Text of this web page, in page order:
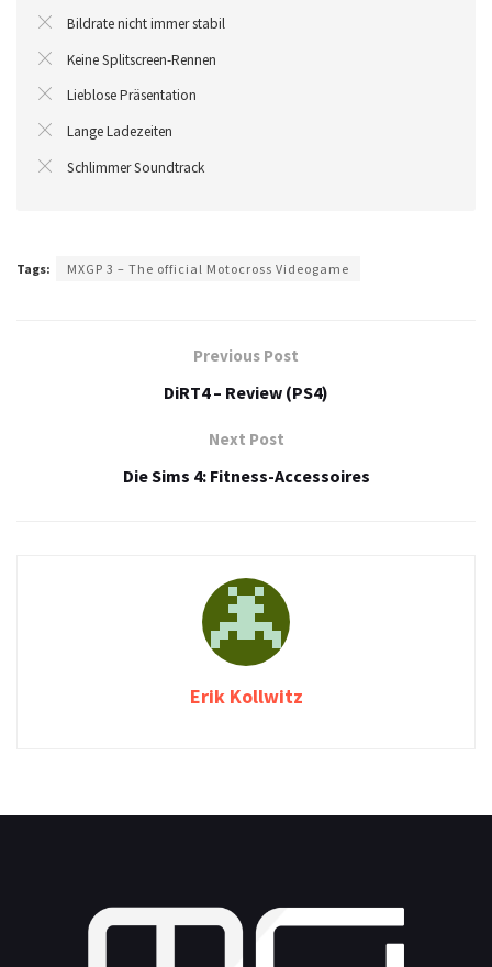
Bildrate nicht immer stabil
Keine Splitscreen-Rennen
Lieblose Präsentation
Lange Ladezeiten
Schlimmer Soundtrack
Tags: MXGP 3 – The official Motocross Videogame
Previous Post
DiRT4 – Review (PS4)
Next Post
Die Sims 4: Fitness-Accessoires
Erik Kollwitz